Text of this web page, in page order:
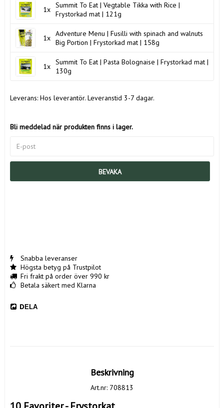
1x Summit To Eat | Vegtable Tikka with Rice |
Frystorkad mat | 121g
1x Adventure Menu | Fusilli with spinach and walnuts
Big Portion | Frystorkad mat | 158g
1x Summit To Eat | Pasta Bolognaise | Frystorkad mat |
130g
Leverans: Hos leverantör. Leveranstid 3-7 dagar.
Bli meddelad när produkten finns i lager.
BEVAKA
Snabba leveranser
Högsta betyg på Trustpilot
Fri frakt på order över 990 kr
Betala säkert med Klarna
DELA
Beskrivning
Art.nr: 708813